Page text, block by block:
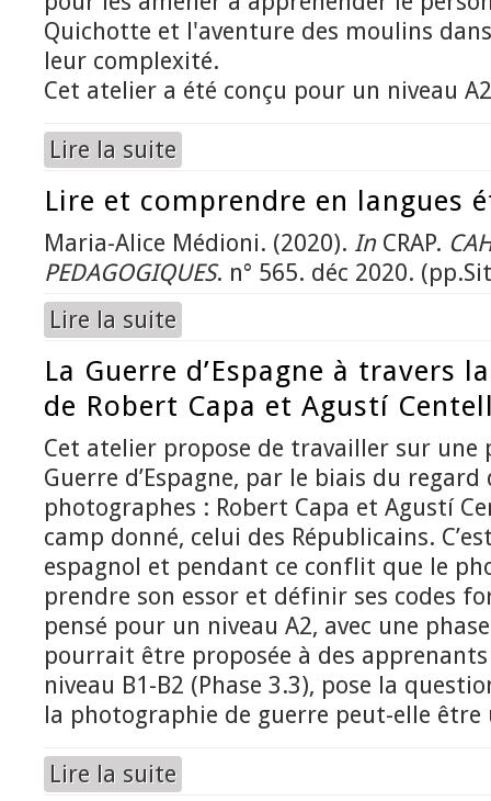
Quichotte et l'aventure des moulins dans
leur complexité.
Cet atelier a été conçu pour un niveau
Lire la suite
Lire et comprendre en langues
Maria-Alice Médioni. (2020). In CRAP.
PEDAGOGIQUES. n° 565. déc 2020.
Lire la suite
La Guerre d’Espagne à travers
de Robert Capa et Agustí
Cet atelier propose de travailler sur une
Guerre d’Espagne, par le biais du regard
photographes : Robert Capa et Agustí
camp donné, celui des Républicains.
espagnol et pendant ce conflit que le
prendre son essor et définir ses codes
pensé pour un niveau A2, avec une
pourrait être proposée à des
niveau B1-B2 (Phase 3.3), pose la
la photographie de guerre peut-elle
Lire la suite